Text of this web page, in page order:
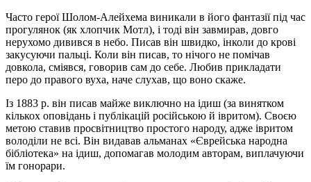
Часто герої Шолом-Алейхема виникали в його фантазії під час
прогулянок (як хлопчик Мотл), і тоді він завмирав, довго
нерухомо дивився в небо. Писав він швидко, інколи до крові
закусуючи пальці. Коли він писав, то нічого не помічав
довкола, сміявся, говорив сам до себе. Любив прикладати
перо до правого вуха, наче слухав, що воно скаже.
Із 1883 р. він писав майже виключно на ідиш (за винятком
кількох оповідань і публікацій російською й івритом). Своєю
метою ставив просвітництво простого народу, адже івритом
володіли не всі. Він видавав альманах «Єврейська народна
бібліотека» на ідиш, допомагав молодим авторам, виплачуючи
їм гонорари.